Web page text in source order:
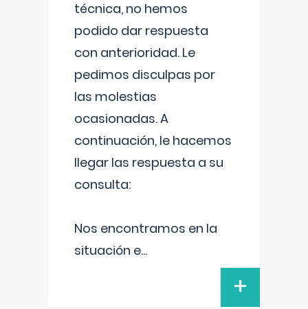
técnica, no hemos
podido dar respuesta
con anterioridad. Le
pedimos disculpas por
las molestias
ocasionadas. A
continuación, le hacemos
llegar las respuesta a su
consulta:
Nos encontramos en la
situación e...
+